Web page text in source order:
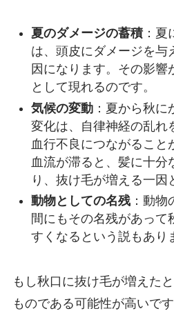
夏のダメージの蓄積：夏
は、頭皮にダメージを与
因になります。その影響
として現れるのです。
気候の変動：夏から秋に
変化は、自律神経の乱れ
血行不良につながること
血流が滞ると、髪に十分
り、抜け毛が増える一因
動物としての名残：動物
間にもその名残があって
すくなるという説もあり
もし秋口に抜け毛が増えた
ものである可能性が高いで